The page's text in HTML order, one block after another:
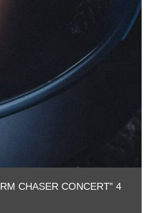
CHASER CONCERT” 4